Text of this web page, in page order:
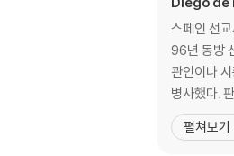
2. 헐뜯는 말
3. 헐뜯는 말
4. 남을 아끼
〈해탐〉 소서
스페인 선
96년 동방
관인이나
병사했다.
펼쳐보기